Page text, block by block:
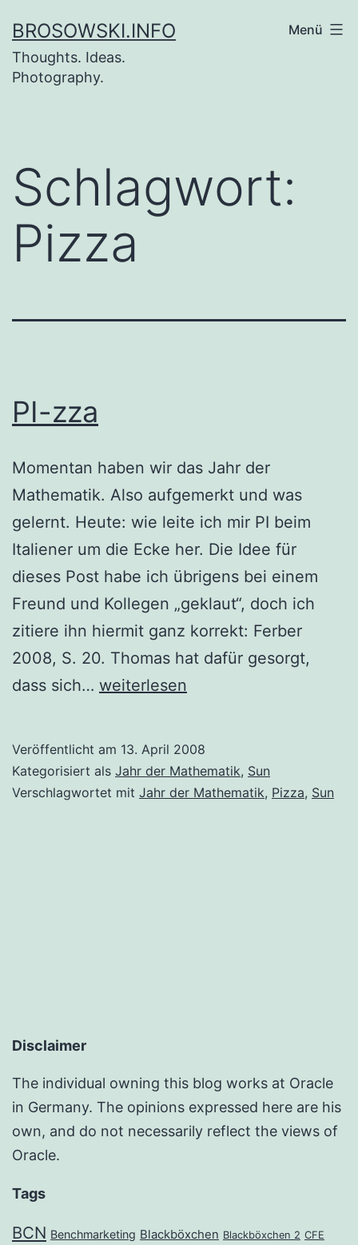
Inhalt
springen
BROSOWSKI.INFO
Thoughts. Ideas.
Photography.
Menü
Schlagwort:
Pizza
PI-zza
Momentan haben wir das Jahr der
Mathematik. Also aufgemerkt und was
gelernt. Heute: wie leite ich mir PI beim
Italiener um die Ecke her. Die Idee für
dieses Post habe ich übrigens bei einem
Freund und Kollegen „geklaut“, doch ich
zitiere ihn hiermit ganz korrekt: Ferber
2008, S. 20. Thomas hat dafür gesorgt,
dass sich… PI-
weiterlesen
Veröffentlicht am 13. April 2008
Kategorisiert als Jahr der Mathematik, Sun
Verschlagwortet mit Jahr der Mathematik, Pizza, Sun
Disclaimer
The individual owning this blog works at Oracle
in Germany. The opinions expressed here are his
own, and do not necessarily reflect the views of
Oracle.
Tags
BCN Benchmarketing Blackböxchen Blackböxchen 2 CFE